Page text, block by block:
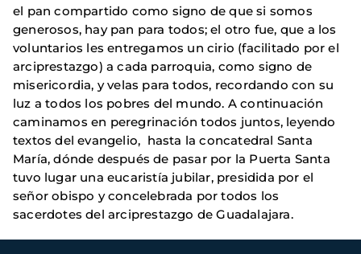
el pan compartido como signo de que si somos
generosos, hay pan para todos; el otro fue, que a los
voluntarios les entregamos un cirio (facilitado por el
arciprestazgo) a cada parroquia, como signo de
misericordia, y velas para todos, recordando con su
luz a todos los pobres del mundo. A continuación
caminamos en peregrinación todos juntos, leyendo
textos del evangelio, hasta la concatedral Santa
María, dónde después de pasar por la Puerta Santa
tuvo lugar una eucaristía jubilar, presidida por el
señor obispo y concelebrada por todos los
sacerdotes del arciprestazgo de Guadalajara.